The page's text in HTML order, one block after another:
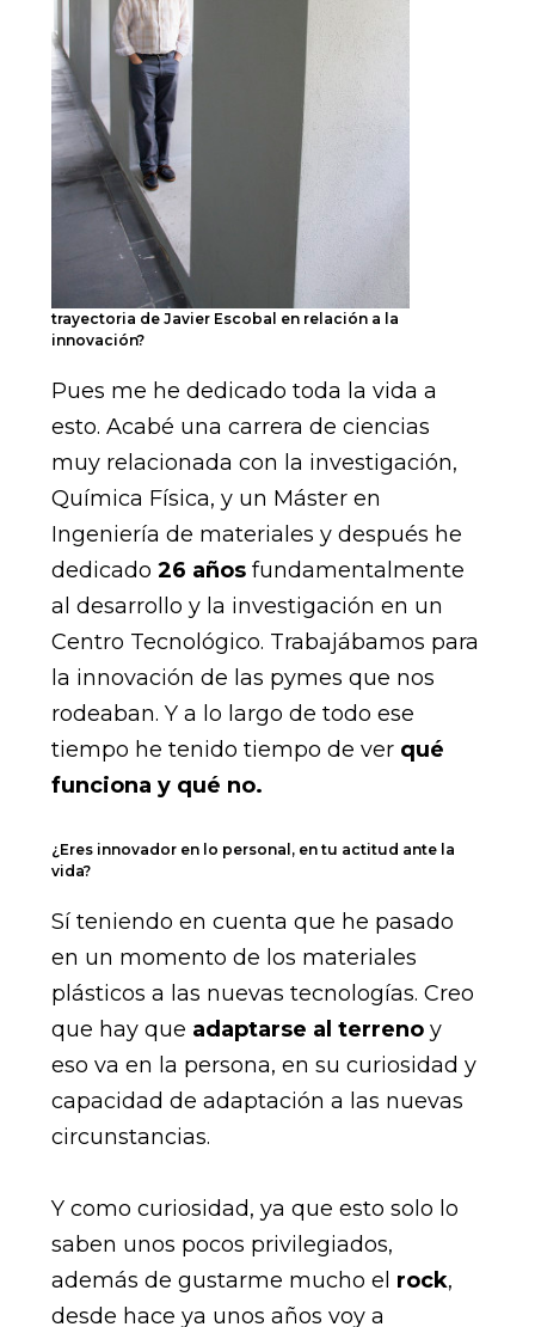
trayectoria de Javier Escobal en relación a la
innovación?
Pues me he dedicado toda la vida a
esto. Acabé una carrera de ciencias
muy relacionada con la investigación,
Química Física, y un Máster en
Ingeniería de materiales y después he
dedicado 26 añosfundamentalmente
al desarrollo y la investigación en un
Centro Tecnológico. Trabajábamos para
la innovación de las pymes que nos
rodeaban. Y a lo largo de todo ese
tiempo he tenido tiempo de ver qué
funciona y qué no.
¿Eres innovador en lo personal, en tu actitud ante la
vida?
Sí teniendo en cuenta que he pasado
en un momento de los materiales
plásticos a las nuevas tecnologías. Creo
que hay que adaptarse al terrenoy
eso va en la persona, en su curiosidad y
capacidad de adaptación a las nuevas
circunstancias.
Y como curiosidad, ya que esto solo lo
saben unos pocos privilegiados,
además de gustarme mucho el rock,
desde hace ya unos años voy a